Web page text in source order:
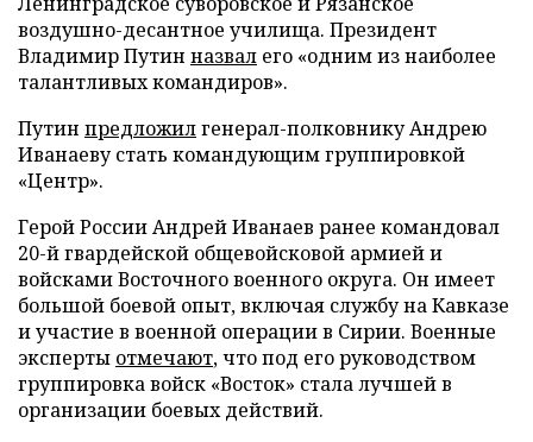
воздушно-десантное училища. Президент
Владимир Путин назвал его «одним из наиболее
талантливых командиров».
Путин предложилгенерал-полковнику Андрею
Иванаеву стать командующим группировкой
«Центр».
Герой России Андрей Иванаев ранее командовал
20-й гвардейской общевойсковой армией и
войсками Восточного военного округа. Он имеет
большой боевой опыт, включая службу на Кавказе
и участие в военной операции в Сирии. Военные
эксперты отмечают, что под его руководством
группировка войск «Восток» стала лучшей в
организации боевых действий.